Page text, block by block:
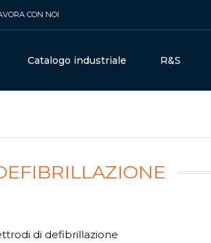
CON NOI
Catalogo industriale R&S
di defibrillazione